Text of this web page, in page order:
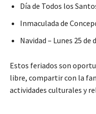
Día de Todos los
Inmaculada de
Navidad – Lunes 25 de
Estos feriados son
libre, compartir con la
actividades culturales y